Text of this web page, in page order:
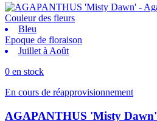
Couleur des fleurs
Bleu
Epoque de floraison
Juillet à Août
0 en stock
En cours de réapprovisionnement
AGAPANTHUS 'Misty Dawn'